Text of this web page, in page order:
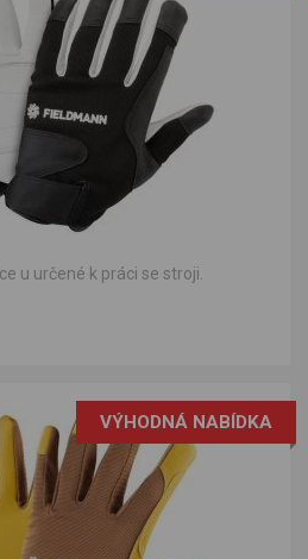
u určené k práci se stroji.
VÝHODNÁ NABÍDKA